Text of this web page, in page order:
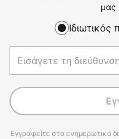
μας
Ιδιωτικός
Εγγραφείτε στο ενημερωτικό